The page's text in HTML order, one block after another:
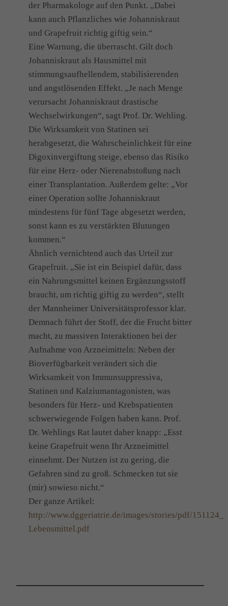
der Pharmakologe auf den Punkt. „Dabei
kann auch Pflanzliches wie Johanniskraut
und Grapefruit richtig giftig sein.“
Eine Warnung, die überrascht. Gilt doch
Johanniskraut als Hausmittel mit
stimmungsaufhellendem, stabilisierenden
und angstlösenden Effekt. „Je nach Menge
verursacht Johanniskraut drastische
Wechselwirkungen“, sagt Prof. Dr. Wehling.
Die Wirksamkeit von Statinen sei
herabgesetzt, die Wahrscheinlichkeit für eine
Digoxinvergiftung steige, ebenso das Risiko
für eine Herz- oder Nierenabstoßung nach
einer Transplantation. Außerdem gelte: „Vor
einer Operation sollte Johanniskraut
mindestens für fünf Tage abgesetzt werden,
sonst kann es zu verstärkten Blutungen
kommen.“
Ähnlich vernichtend auch das Urteil zur
Grapefruit. „Sie ist ein Beispiel dafür, dass
ein Nahrungsmittel keinen Ergänzungsstoff
braucht, um richtig giftig zu werden“, stellt
der Mannheimer Universitätsprofessor klar.
Demnach führt der Stoff, der die Frucht bitter
macht, zu massiven Interaktionen bei der
Aufnahme von Arzneimitteln: Neben der
Bioverfügbarkeit verändert sich die
Wirksamkeit von Immunsuppressiva,
Statinen und Kalziumantagonisten, was
besonders für Herz- und Krebspatienten
schwerwiegende Folgen haben kann. Prof.
Dr. Wehlings Rat lautet daher knapp: „Esst
keine Grapefruit wenn Ihr Arzneimittel
einnehmt. Der Nutzen ist zu gering, die
Gefahren sind zu groß. Schmecken tut sie
(mir) sowieso nicht.“
Der ganze Artikel:
http://www.dggeriatrie.de/images/stories/pdf/
Lebensmittel.pdf